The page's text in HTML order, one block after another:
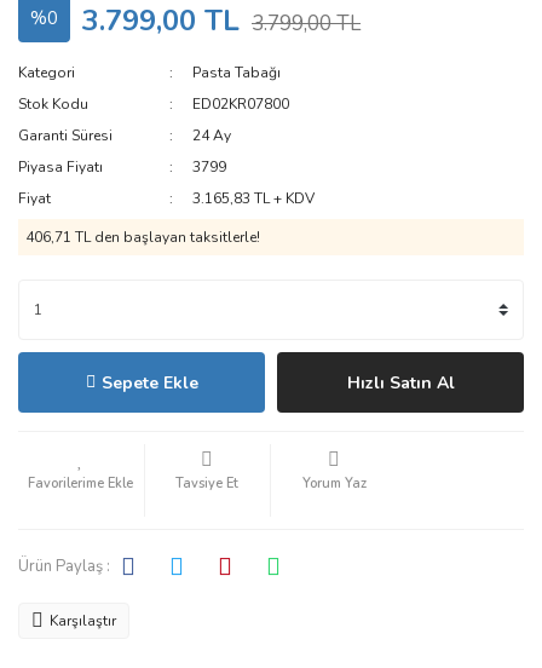
%0 3.799,00 TL 3.799,00 TL
Kategori
Pasta Tabağı
Stok Kodu
ED02KR07800
Garanti Süresi
24 Ay
Piyasa Fiyatı
3799
Fiyat
3.165,83 TL + KDV
406,71 TL den başlayan taksitlerle!
Sepete Ekle Hızlı Satın Al
Tavsiye Et Yorum Yaz
Ürün Paylaş :
Karşılaştır